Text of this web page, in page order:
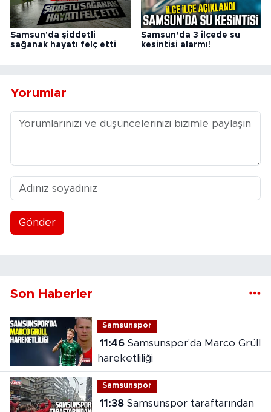
Samsun'da şiddetli
sağanak hayatı felç etti
Samsun’da 3 ilçede su
kesintisi alarmı!
Yorumlar
Gönder
Son Haberler
Samsunspor
11:46Samsunspor'da Marco Grüll
hareketliliği
Samsunspor
11:38Samsunspor taraftarından